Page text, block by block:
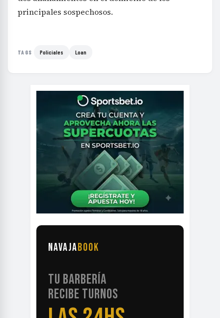
principales sospechosos.
TAGS Policiales Loan
NAVAJABOOK
TU BARBERÍA
RECIBE TURNOS